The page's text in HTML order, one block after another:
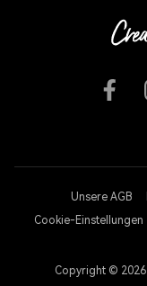
Unsere AGB
Cookie-Einstellungen
Copyright © 2026